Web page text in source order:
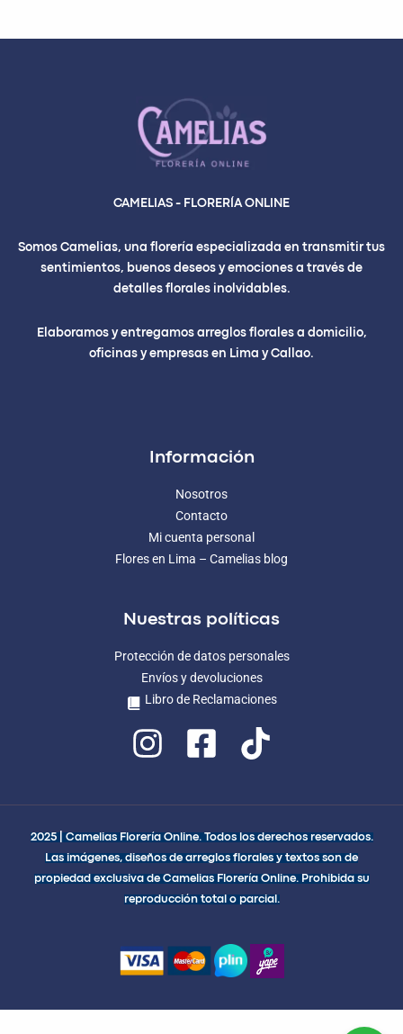
CAMELIAS - FLORERÍA ONLINE
Somos Camelias, una florería especializada en transmitir tus
sentimientos, buenos deseos y emociones a través de
detalles florales inolvidables.
Elaboramos y entregamos arreglos florales a domicilio,
oficinas y empresas en Lima y Callao.
Información
Nosotros
Contacto
Mi cuenta personal
Flores en Lima – Camelias blog
Nuestras políticas
Protección de datos personales
Envíos y devoluciones
Libro de Reclamaciones
2025 | Camelias Florería Online. Todos los derechos reservados.
Las imágenes, diseños de arreglos florales y textos son de
propiedad exclusiva de Camelias Florería Online. Prohibida su
reproducción total o parcial.